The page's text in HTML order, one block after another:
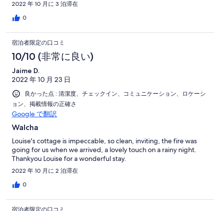
2022 年 10 月に 3 泊滞在
0
宿泊者限定の口コミ
10/10 (非常に良い)
Jaime D.
2022 年 10 月 23 日
良かった点 : 清潔度、チェックイン、コミュニケーション、ロケーシ
ョン、掲載情報の正確さ
Google で翻訳
Walcha
Louise's cottage is impeccable, so clean, inviting, the fire was
going for us when we arrived, a lovely touch on a rainy night.
Thankyou Louise for a wonderful stay.
2022 年 10 月に 2 泊滞在
0